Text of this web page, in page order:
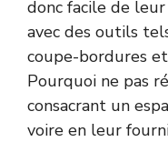
donc facile de
avec des outils
coupe-bordures
Pourquoi ne pas
consacrant un
voire en leur